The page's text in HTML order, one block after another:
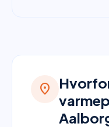
location_on